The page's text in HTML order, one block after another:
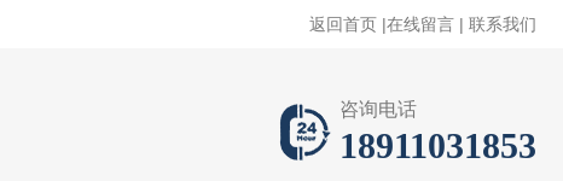
返回首页 |在线留言 | 联系我们
咨询电话
18911031853